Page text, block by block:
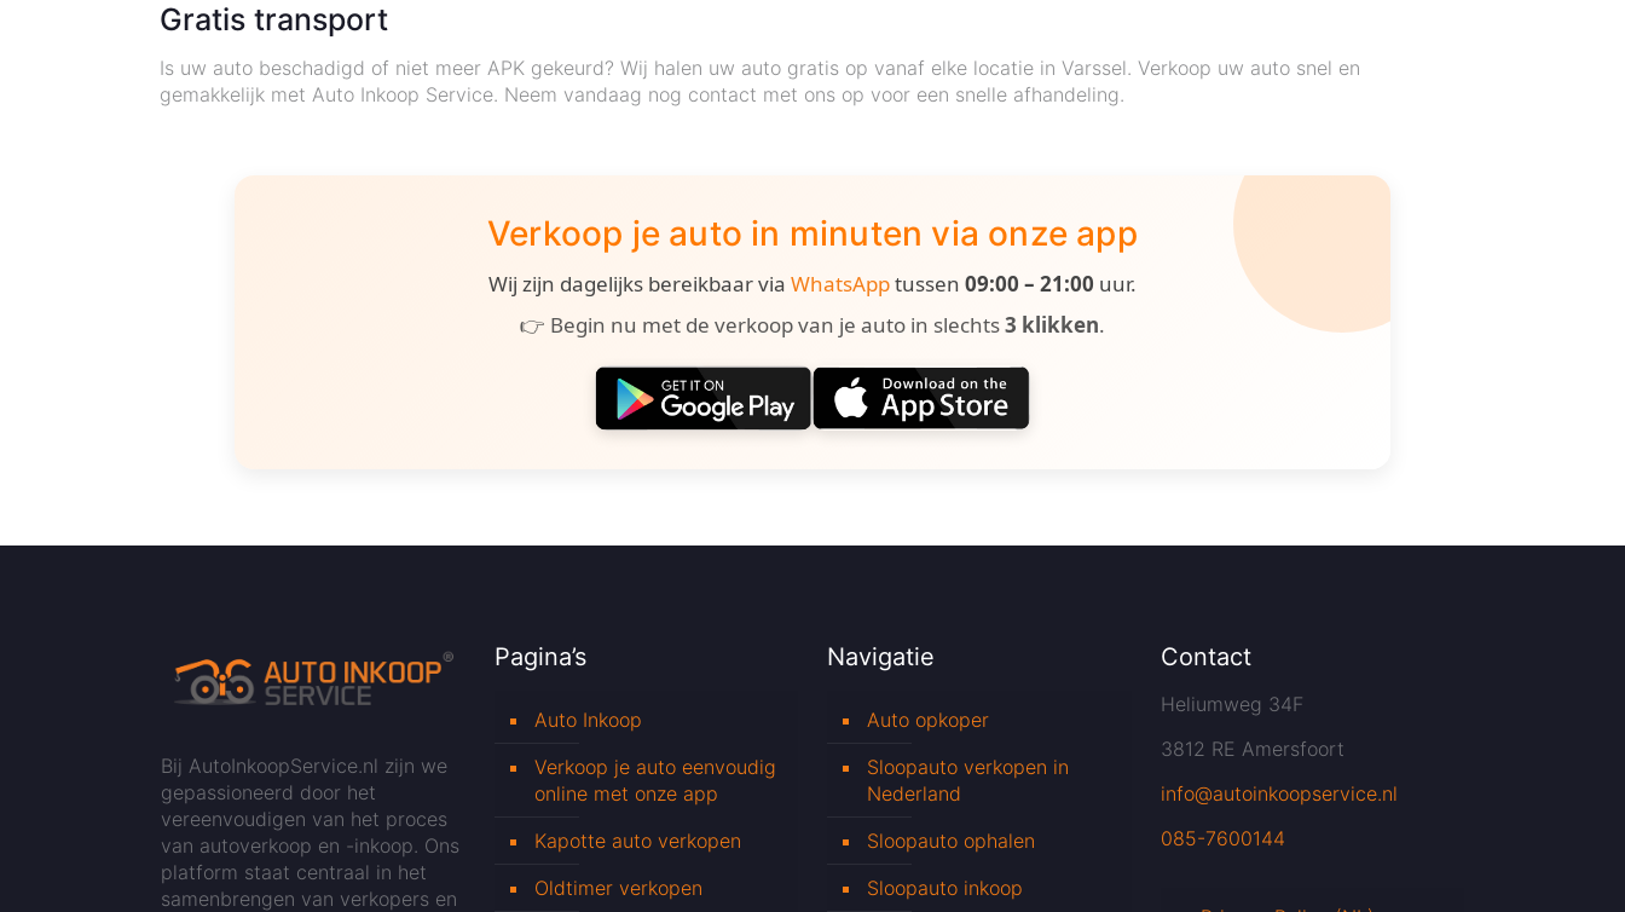
Gratis transport
Is uw auto beschadigd of niet meer APK gekeurd? Wij halen uw auto gratis op vanaf elke locatie in Varssel. Verkoop uw auto snel en
gemakkelijk met Auto Inkoop Service. Neem vandaag nog contact met ons op voor een snelle afhandeling.
Verkoop je auto in minuten via onze app
Wij zijn dagelijks bereikbaar via WhatsApptussen 09:00 – 21:00 uur.
👉 Begin nu met de verkoop van je auto in slechts3 klikken.
Bij AutoInkoopService.nl zijn we
gepassioneerd door het
vereenvoudigen van het proces
van autoverkoop en -inkoop. Ons
platform staat centraal in het
samenbrengen van verkopers en
Pagina’s
Auto Inkoop
Verkoop je auto eenvoudig
online met onze app
Kapotte auto verkopen
Oldtimer verkopen
Navigatie
Auto opkoper
Sloopauto verkopen in
Nederland
Sloopauto ophalen
Sloopauto inkoop
Contact
Heliumweg 34F
3812 RE Amersfoort
info@autoinkoopservice.nl
085-7600144